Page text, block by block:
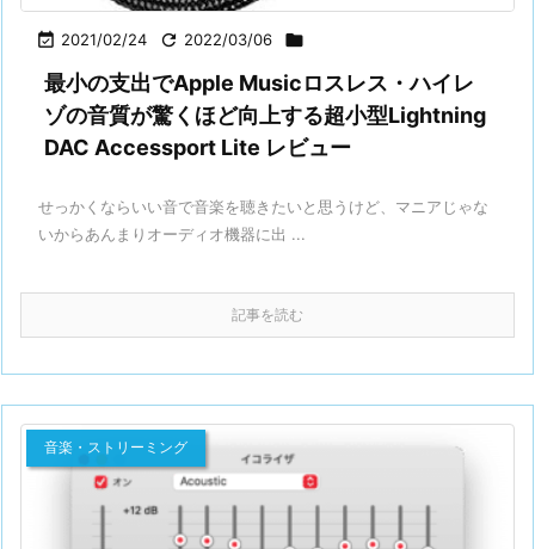
 2021/02/24  2022/03/06 
最小の支出でApple Musicロスレス・ハイレ
ゾの音質が驚くほど向上する超小型Lightning
DAC Accessport Lite レビュー
せっかくならいい音で音楽を聴きたいと思うけど、マニアじゃな
いからあんまりオーディオ機器に出 ...
記事を読む
音楽・ストリーミング